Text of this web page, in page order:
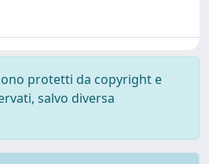
protetti da copyright e
salvo diversa